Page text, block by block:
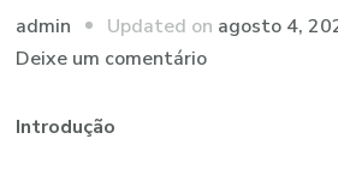
admin Updated on agosto 4,
Deixe um comentárioem
Introdução